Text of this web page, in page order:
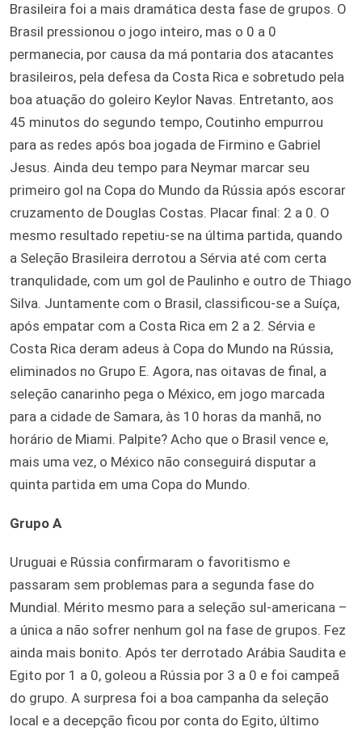
Brasileira foi a mais dramática desta fase de grupos. O
Brasil pressionou o jogo inteiro, mas o 0 a 0
permanecia, por causa da má pontaria dos atacantes
brasileiros, pela defesa da Costa Rica e sobretudo pela
boa atuação do goleiro Keylor Navas. Entretanto, aos
45 minutos do segundo tempo, Coutinho empurrou
para as redes após boa jogada de Firmino e Gabriel
Jesus. Ainda deu tempo para Neymar marcar seu
primeiro gol na Copa do Mundo da Rússia após escorar
cruzamento de Douglas Costas. Placar final: 2 a 0. O
mesmo resultado repetiu-se na última partida, quando
a Seleção Brasileira derrotou a Sérvia até com certa
tranqulidade, com um gol de Paulinho e outro de Thiago
Silva. Juntamente com o Brasil, classificou-se a Suíça,
após empatar com a Costa Rica em 2 a 2. Sérvia e
Costa Rica deram adeus à Copa do Mundo na Rússia,
eliminados no Grupo E. Agora, nas oitavas de final, a
seleção canarinho pega o México, em jogo marcada
para a cidade de Samara, às 10 horas da manhã, no
horário de Miami. Palpite? Acho que o Brasil vence e,
mais uma vez, o México não conseguirá disputar a
quinta partida em uma Copa do Mundo.
Grupo A
Uruguai e Rússia confirmaram o favoritismo e
passaram sem problemas para a segunda fase do
Mundial. Mérito mesmo para a seleção sul-americana –
a única a não sofrer nenhum gol na fase de grupos. Fez
ainda mais bonito. Após ter derrotado Arábia Saudita e
Egito por 1 a 0, goleou a Rússia por 3 a 0 e foi campeã
do grupo. A surpresa foi a boa campanha da seleção
local e a decepção ficou por conta do Egito, último